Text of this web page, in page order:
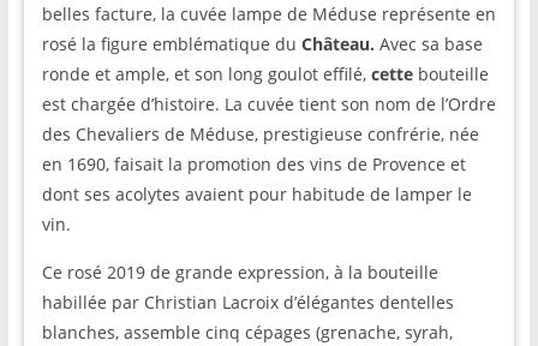
belles facture, la cuvée lampe de Méduse représente en
rosé la figure emblématique du Château. Avec sa base
ronde et ample, et son long goulot effilé, cettebouteille
est chargée d’histoire. La cuvée tient son nom de l’Ordre
des Chevaliers de Méduse, prestigieuse confrérie, née
en 1690, faisait la promotion des vins de Provence et
dont ses acolytes avaient pour habitude de lamper le
vin.
Ce rosé 2019 de grande expression, à la bouteille
habillée par Christian Lacroix d’élégantes dentelles
blanches, assemble cinq cépages (grenache, syrah,